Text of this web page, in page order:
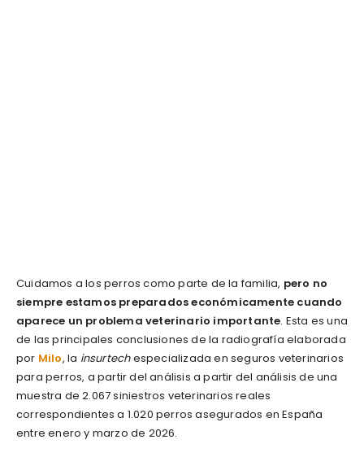
Cuidamos a los perros como parte de la familia, pero no
siempre estamos preparados económicamente cuando
aparece un problema veterinario importante. Esta es una
de las principales conclusiones de la radiografía elaborada
por Milo, la insurtechespecializada en seguros veterinarios
para perros, a partir del análisis a partir del análisis de una
muestra de 2.067 siniestros veterinarios reales
correspondientes a 1.020 perros asegurados en España
entre enero y marzo de 2026.